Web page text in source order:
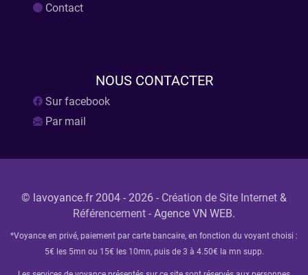
Contact
NOUS CONTACTER
Sur facebook
Par mail
© lavoyance.fr 2004 - 2026 - Création de Site Internet &
Référencement - Agence VN WEB.
*Voyance en privé, paiement par carte bancaire, en fonction du voyant choisi :
5€ les 5mn ou 15€ les 10mn, puis de 3 à 4.50€ la mn supp.